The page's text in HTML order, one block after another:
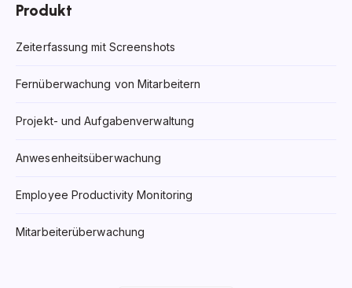
Produkt
Zeiterfassung mit Screenshots
Fernüberwachung von Mitarbeitern
Projekt- und Aufgabenverwaltung
Anwesenheitsüberwachung
Employee Productivity Monitoring
Mitarbeiterüberwachung